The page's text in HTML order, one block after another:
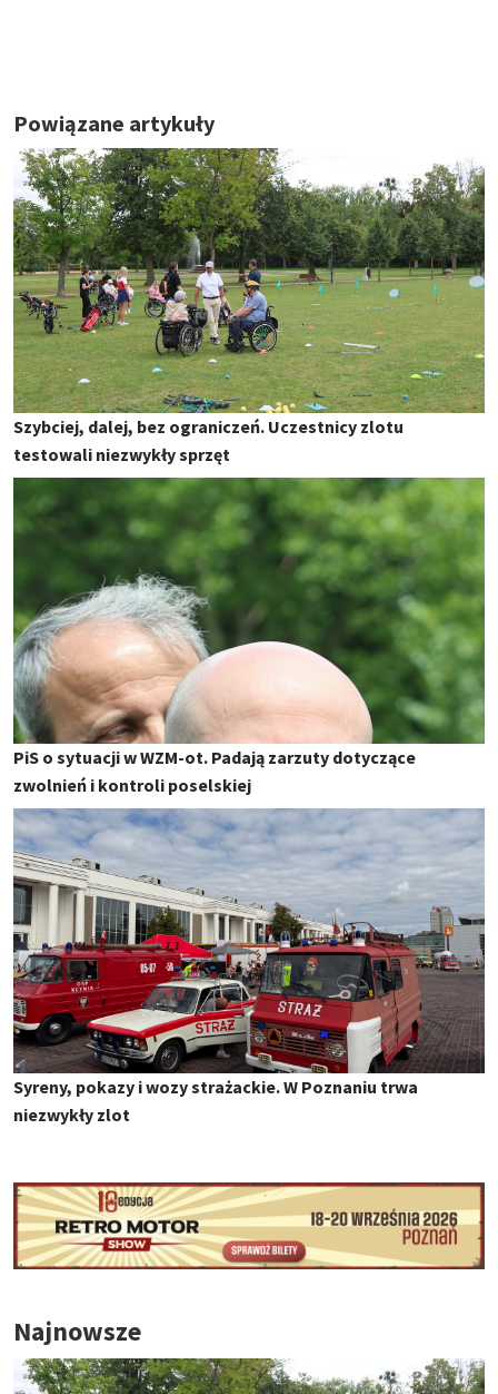
Powiązane artykuły
Szybciej, dalej, bez ograniczeń. Uczestnicy zlotu
testowali niezwykły sprzęt
PiS o sytuacji w WZM-ot. Padają zarzuty dotyczące
zwolnień i kontroli poselskiej
Syreny, pokazy i wozy strażackie. W Poznaniu trwa
niezwykły zlot
Najnowsze